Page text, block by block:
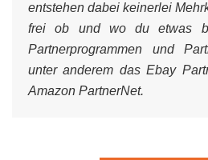
entstehen dabei keinerlei
frei ob und wo du etwas
Partnerprogrammen und
unter anderem das Ebay
Amazon PartnerNet.